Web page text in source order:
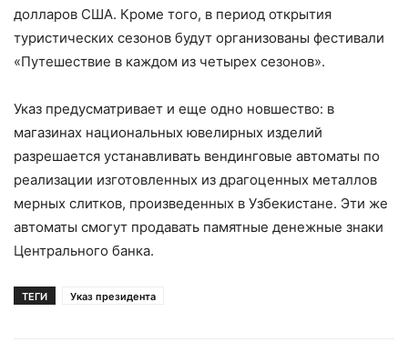
долларов США. Кроме того, в период открытия
туристических сезонов будут организованы фестивали
«Путешествие в каждом из четырех сезонов».
Указ предусматривает и еще одно новшество: в
магазинах национальных ювелирных изделий
разрешается устанавливать вендинговые автоматы по
реализации изготовленных из драгоценных металлов
мерных слитков, произведенных в Узбекистане. Эти же
автоматы смогут продавать памятные денежные знаки
Центрального банка.
ТЕГИ Указ президента